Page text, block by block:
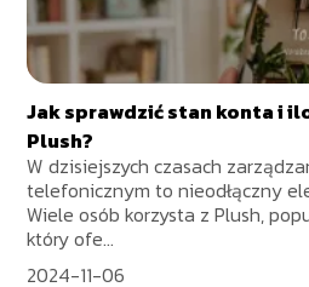
Jak sprawdzić stan konta i
Plush?
W dzisiejszych czasach
telefonicznym to nieodłączny
Wiele osób korzysta z Plush,
który ofe...
2024-11-06